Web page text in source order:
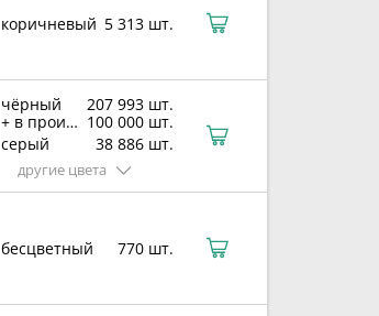
коричневый 5 313 шт.
чёрный
207 993 шт.
+ в производстве 100 000 шт.
серый
38 886 шт.
другие цвета
бесцветный 770 шт.